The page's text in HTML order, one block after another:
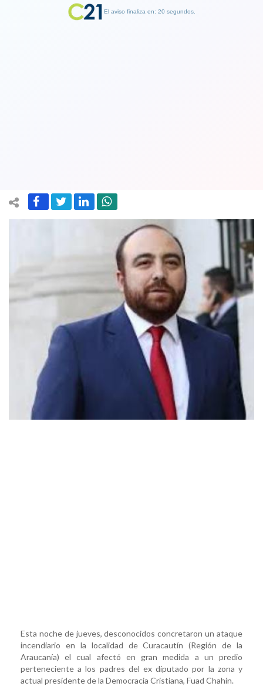
Esta noche de jueves, desconocidos concretaron un ataque
incendiario en la localidad de Curacautín (Región de la
Araucanía) el cual afectó en gran medida a un predio
perteneciente a los padres del ex diputado por la zona y
actual presidente de la Democracia Cristiana, Fuad Chahín.
El aviso finaliza en: 19 segundos.